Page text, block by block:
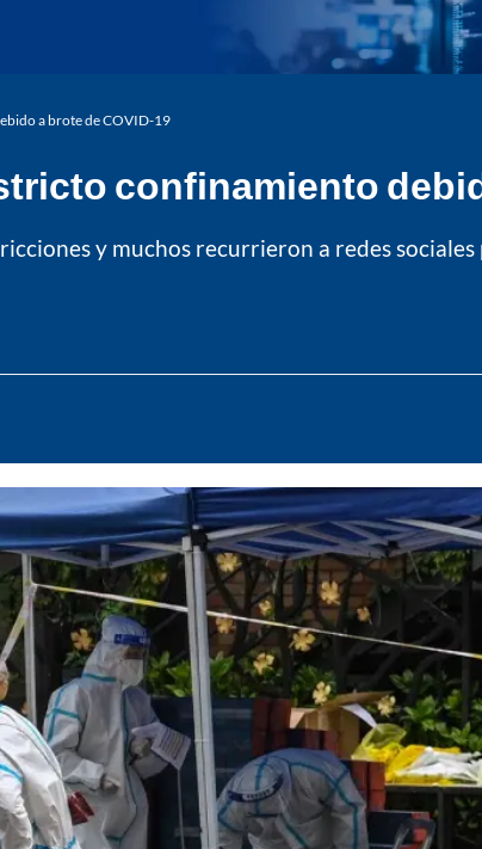
a brote de COVID-19
confinamiento
y muchos recurrieron a redes sociales